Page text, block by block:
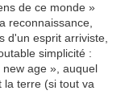
de ce monde »
reconnaissance,
d'un esprit arriviste,
simplicité :
age », auquel
la terre (si tout va